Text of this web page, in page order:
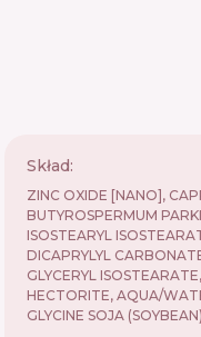
Skład:
ZINC OXIDE [NANO],
BUTYROSPERMUM
ISOSTEARYL
DICAPRYLYL
GLYCERYL
HECTORITE, AQUA/
GLYCINE SOJA